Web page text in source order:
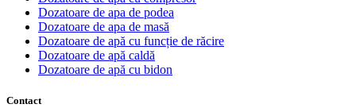
Dozatoare de apa de podea
Dozatoare de apa de masă
Dozatoare de apă cu funcție de răcire
Dozatoare de apă caldă
Dozatoare de apă cu bidon
Contact